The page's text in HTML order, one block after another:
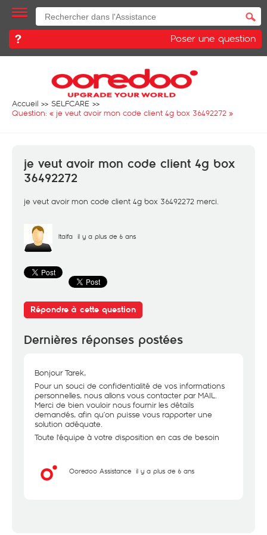
Poser une question
Accueil
SELFCARE
Question: « je veut avoir mon code client 4g box 36492272 »
je veut avoir mon code client 4g box
36492272
je veut avoir mon code client 4g box 36492272 merci.
ltaifa il y a plus de 6 ans
Répondre à cette question
Dernières réponses postées
Bonjour Tarek,
Pour un souci de confidentialité de vos informations
personnelles, nous allons vous contacter par MAIL.
Merci de bien vouloir nous fournir les détails
demandés, afin qu’on puisse vous rapporter une
solution adéquate.
Toute l'équipe à votre disposition en cas de besoin
Ooredoo Assistance il y a plus de 6 ans